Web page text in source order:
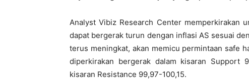
Analyst Vibiz Research Center memperkirakan
dapat bergerak turun dengan inflasi AS sesuai
terus meningkat, akan memicu permintaan safe
diperkirakan bergerak dalam kisaran Support
kisaran Resistance 99,97-100,15.